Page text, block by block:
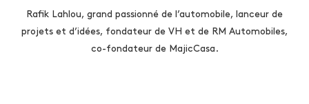
Rafik Lahlou, grand passionné de l’automobile, lanceur de
projets et d’idées, fondateur de VH et de RM Automobiles,
co-fondateur de MajicCasa.